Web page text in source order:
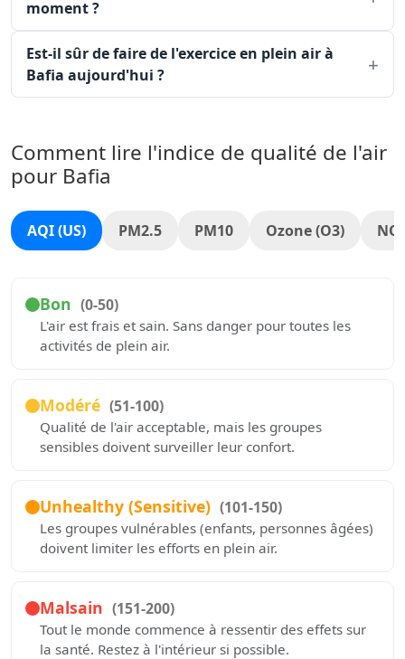
moment ?
Est-il sûr de faire de l'exercice en plein air à
Bafia aujourd'hui ?
Comment lire l'indice de qualité de l'air
pour Bafia
AQI (US) PM2.5 PM10 Ozone (O3)
Bon (0-50)
L'air est frais et sain. Sans danger pour toutes les
activités de plein air.
Modéré (51-100)
Qualité de l'air acceptable, mais les groupes
sensibles doivent surveiller leur confort.
Unhealthy (Sensitive) (101-150)
Les groupes vulnérables (enfants, personnes âgées)
doivent limiter les efforts en plein air.
Malsain (151-200)
Tout le monde commence à ressentir des effets sur
la santé. Restez à l'intérieur si possible.